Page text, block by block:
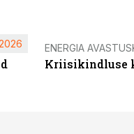
ENERGIA
Kriisikindluse